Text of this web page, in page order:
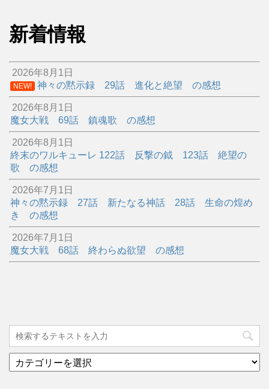
新着情報
2026年8月1日
NEW! 神々の黙示録 29話 進化と絶望 の感想
2026年8月1日
魔女大戦 69話 鎮魂歌 の感想
2026年8月1日
終末のワルキューレ 122話 反撃の鉞 123話 絶望の
歌 の感想
2026年7月1日
神々の黙示録 27話 新たなる神話 28話 生命の煌め
き の感想
2026年7月1日
魔女大戦 68話 終わらぬ欲望 の感想
テ